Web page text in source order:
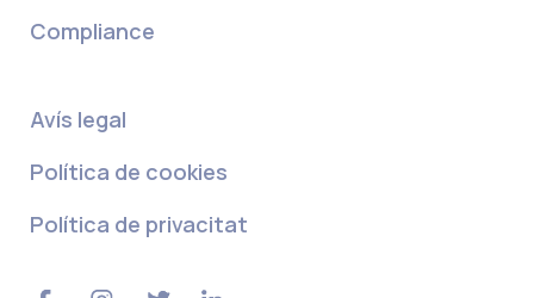
Compliance
Avís legal
Política de cookies
Política de privacitat